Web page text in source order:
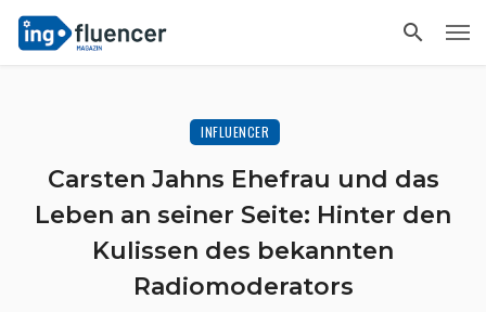
INFLUENCER
Carsten Jahns Ehefrau und das
Leben an seiner Seite: Hinter den
Kulissen des bekannten
Radiomoderators